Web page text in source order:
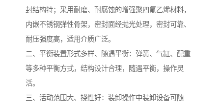
封结构特；采用耐磨、耐腐蚀的增强聚四氟乙烯材料，
内嵌不锈钢弹性骨架，密封面经抛光处理，密封可靠、
耐压强度高，适用介质广泛。
二、平衡装置形式多样、随遇平衡：弹簧、气缸、配重
等多种平衡方式，结构设计合理，随遇平衡，操作灵
活。
三、活动范围大、挠性好：装卸操作中装卸设备可随